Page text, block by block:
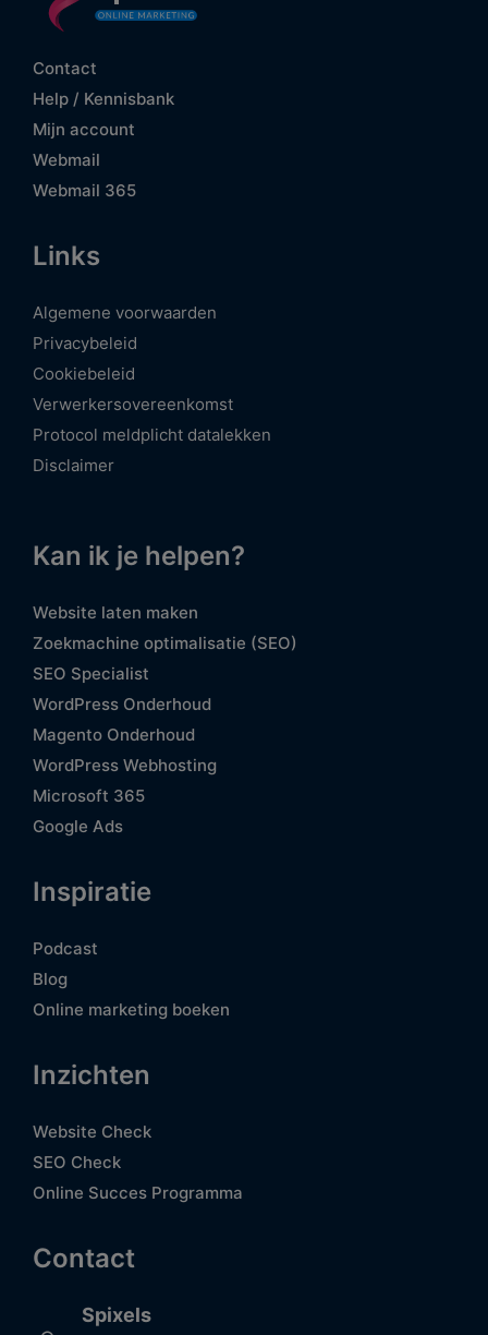
Contact
Help / Kennisbank
Mijn account
Webmail
Webmail 365
Links
Algemene voorwaarden
Privacybeleid
Cookiebeleid
Verwerkersovereenkomst
Protocol meldplicht datalekken
Disclaimer
Kan ik je helpen?
Website laten maken
Zoekmachine optimalisatie (SEO)
SEO Specialist
WordPress Onderhoud
Magento Onderhoud
WordPress Webhosting
Microsoft 365
Google Ads
Inspiratie
Podcast
Blog
Online marketing boeken
Inzichten
Website Check
SEO Check
Online Succes Programma
Contact
Spixels